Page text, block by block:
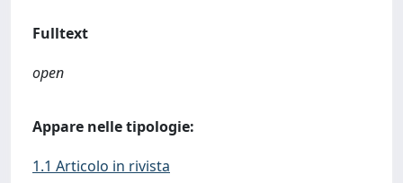
Fulltext
open
Appare nelle tipologie:
1.1 Articolo in rivista